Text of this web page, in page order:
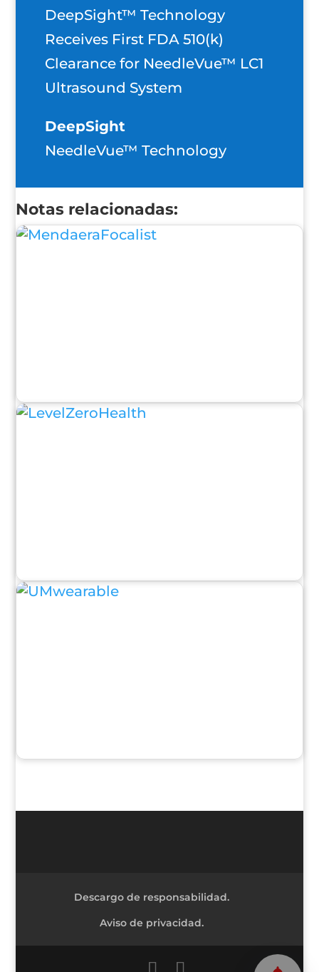
DeepSight™ Technology
Receives First FDA 510(k)
Clearance for NeedleVue™ LC1
Ultrasound System
DeepSight
NeedleVue™ Technology
Notas relacionadas:
Descargo de responsabilidad.
Aviso de privacidad.